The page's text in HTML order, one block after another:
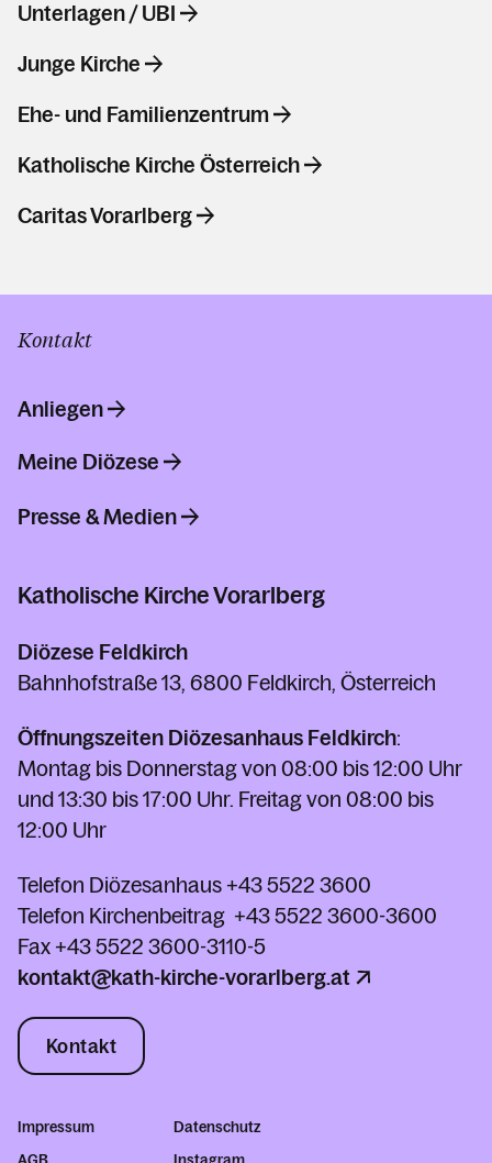
Unterlagen / UBI
Junge Kirche
Ehe- und Familienzentrum
Katholische Kirche Österreich
Caritas Vorarlberg
Kontakt
Anliegen
Meine Diözese
Presse & Medien
Katholische Kirche Vorarlberg
Diözese Feldkirch
Bahnhofstraße 13, 6800 Feldkirch, Österreich
Öffnungszeiten Diözesanhaus Feldkirch:
Montag bis Donnerstag von 08:00 bis 12:00 Uhr
und 13:30 bis 17:00 Uhr. Freitag von 08:00 bis
12:00 Uhr
Telefon Diözesanhaus +43 5522 3600
Telefon Kirchenbeitrag +43 5522 3600-3600
Fax +43 5522 3600-3110-5
kontakt@kath-kirche-vorarlberg.at
Kontakt
Impressum
Datenschutz